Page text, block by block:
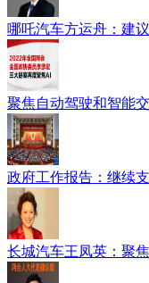
哪吒汽车方运舟：建
聚焦自动驾驶和智能
政府工作报告：继续
长城汽车王凤英：聚